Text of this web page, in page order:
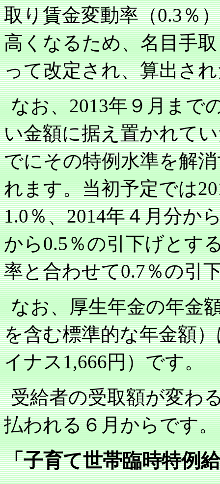
取り賃金変動率（0.3％
高くなるため、名目手
って改定され、算出さ
なお、2013年９月まで
い金額に据え置かれて
でにその特例水準を解
れます。当初予定では
1.0％、2014年４月分か
から0.5％の引下げとす
率と合わせて0.7％の引
なお、厚生年金の年金
を含む標準的な年金額
イナス1,666円）です。
受給者の受取額が変わ
払われる６月からです。
「子育て世帯臨時特例